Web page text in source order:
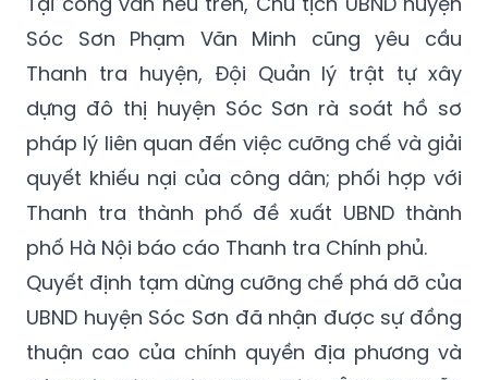
Thanh tra huyện, Đội Quản lý trật tự xây
dựng đô thị huyện Sóc Sơn rà soát hồ sơ
pháp lý liên quan đến việc cưỡng chế và giải
quyết khiếu nại của công dân; phối hợp với
Thanh tra thành phố đề xuất UBND thành
phố Hà Nội báo cáo Thanh tra Chính phủ.
Quyết định tạm dừng cưỡng chế phá dỡ của
UBND huyện Sóc Sơn đã nhận được sự đồng
thuận cao của chính quyền địa phương và
các hộ dân thôn Minh Tân. Ông Nguyễn
Mạnh Hùng, Phó Trưởng thôn Minh Tân, xã